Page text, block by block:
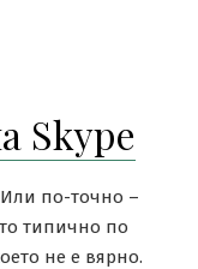
Skype
по-точно –
типично по
не е вярно.